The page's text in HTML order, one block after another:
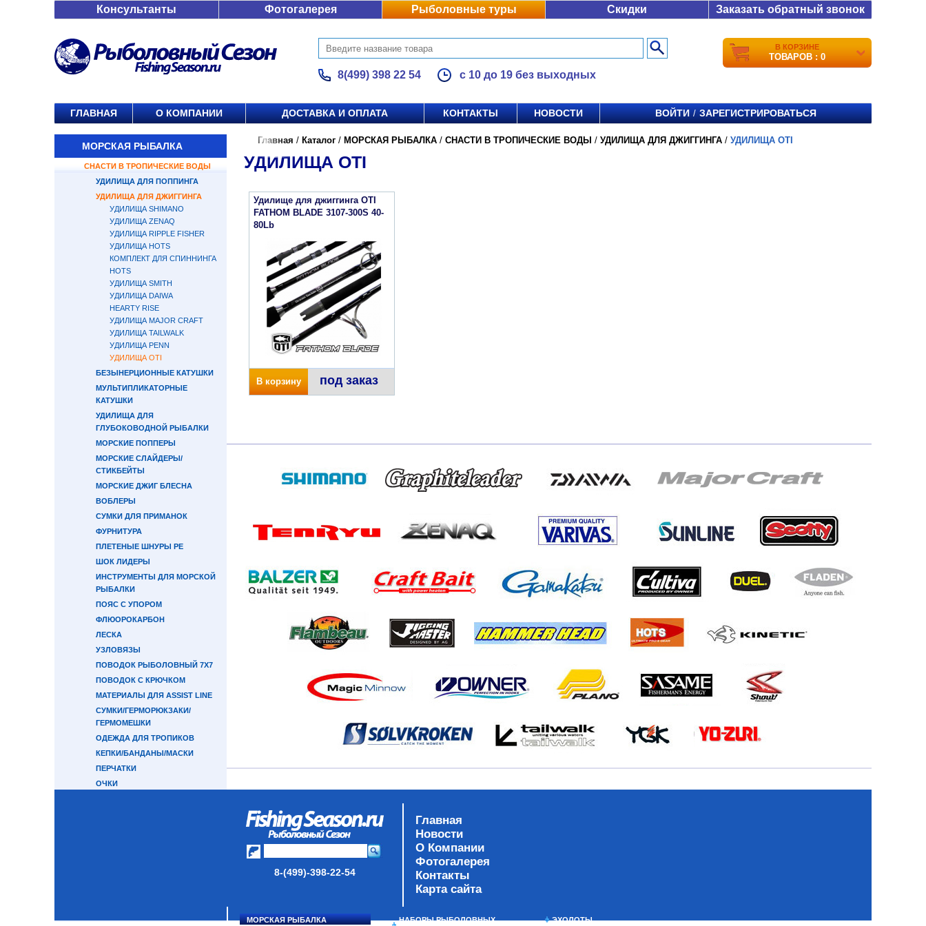
Консультанты Фотогалерея Рыболовные туры Скидки Заказать обратный звонок
8(499) 398 22 54 с 10 до 19 без выходных
В КОРЗИНЕ
ТОВАРОВ : 0
ГЛАВНАЯ О КОМПАНИИ ДОСТАВКА И ОПЛАТА КОНТАКТЫ НОВОСТИ ВОЙТИ / ЗАРЕГИСТРИРОВАТЬСЯ
МОРСКАЯ РЫБАЛКА
СНАСТИ В ТРОПИЧЕСКИЕ ВОДЫ
УДИЛИЩА ДЛЯ ПОППИНГА
УДИЛИЩА ДЛЯ ДЖИГГИНГА
УДИЛИЩА SHIMANO
УДИЛИЩА ZENAQ
УДИЛИЩА RIPPLE FISHER
УДИЛИЩА HOTS
КОМПЛЕКТ ДЛЯ СПИННИНГА
HOTS
УДИЛИЩА SMITH
УДИЛИЩА DAIWA
HEARTY RISE
УДИЛИЩА MAJOR CRAFT
УДИЛИЩА TAILWALK
УДИЛИЩА PENN
УДИЛИЩА OTI
БЕЗЫНЕРЦИОННЫЕ КАТУШКИ
МУЛЬТИПЛИКАТОРНЫЕ
КАТУШКИ
УДИЛИЩА ДЛЯ
ГЛУБОКОВОДНОЙ РЫБАЛКИ
МОРСКИЕ ПОППЕРЫ
МОРСКИЕ СЛАЙДЕРЫ/
СТИКБЕЙТЫ
МОРСКИЕ ДЖИГ БЛЕСНА
ВОБЛЕРЫ
СУМКИ ДЛЯ ПРИМАНОК
ФУРНИТУРА
ПЛЕТЕНЫЕ ШНУРЫ PE
ШОК ЛИДЕРЫ
ИНСТРУМЕНТЫ ДЛЯ МОРСКОЙ
РЫБАЛКИ
ПОЯС С УПОРОМ
ФЛЮОРОКАРБОН
ЛЕСКА
УЗЛОВЯЗЫ
ПОВОДОК РЫБОЛОВНЫЙ 7Х7
ПОВОДОК С КРЮЧКОМ
МАТЕРИАЛЫ ДЛЯ ASSIST LINE
СУМКИ/ГЕРМОРЮКЗАКИ/
ГЕРМОМЕШКИ
ОДЕЖДА ДЛЯ ТРОПИКОВ
КЕПКИ/БАНДАНЫ/МАСКИ
ПЕРЧАТКИ
ОЧКИ
Главная / Каталог / МОРСКАЯ РЫБАЛКА / СНАСТИ В ТРОПИЧЕСКИЕ ВОДЫ / УДИЛИЩА ДЛЯ ДЖИГГИНГА / УДИЛИЩА OTI
УДИЛИЩА OTI
Удилище для джиггинга OTI
FATHOM BLADE 3107-300S 40-
80Lb
В корзину под заказ
8-(499)-398-22-54
Главная
Новости
О Компании
Фотогалерея
Контакты
Карта сайта
МОРСКАЯ РЫБАЛКА
НАБОРЫ РЫБОЛОВНЫХ
ЭХОЛОТЫ